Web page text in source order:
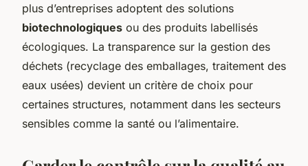
plus d’entreprises adoptent des solutions
biotechnologiques ou des produits labellisés
écologiques. La transparence sur la gestion des
déchets (recyclage des emballages, traitement des
eaux usées) devient un critère de choix pour
certaines structures, notamment dans les secteurs
sensibles comme la santé ou l’alimentaire.